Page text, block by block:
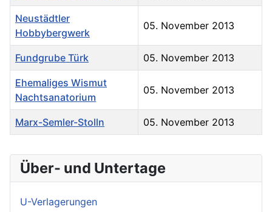
Neustädtler
Hobbybergwerk
05. November 2013
Fundgrube Türk 05. November 2013
Ehemaliges Wismut
Nachtsanatorium
05. November 2013
Marx-Semler-Stolln 05. November 2013
Über- und Untertage
U-Verlagerungen